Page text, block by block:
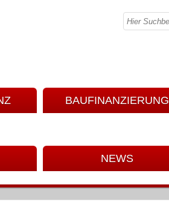
BAUFINANZIERUNG
NEWS